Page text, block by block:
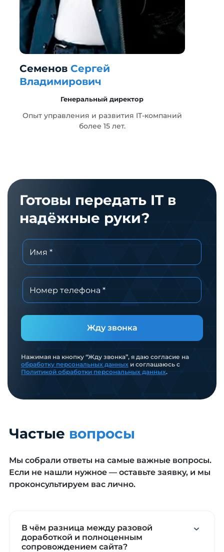
Семенов Сергей
Владимирович
Генеральный директор
Опыт управления и развития IT-компаний
более 15 лет.
Готовы передать IT в
надёжные руки?
Жду звонка
Нажимая на кнопку “Жду звонка”, я даю согласие на
обработку персональных данных и соглашаюсь с
Политикой обработки персональных данных.
Частые вопросы
Мы собрали ответы на самые важные вопросы.
Если не нашли нужное — оставьте заявку, и мы
проконсультируем вас лично.
В чём разница между разовой
доработкой и полноценным
сопровождением сайта?